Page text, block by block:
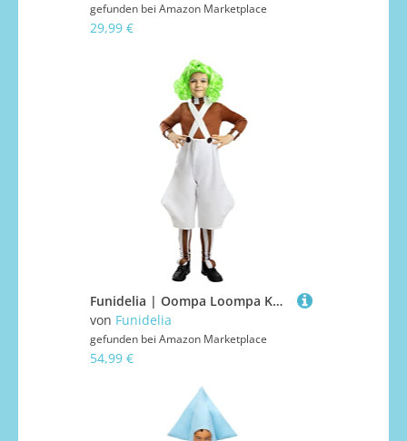
gefunden bei Amazon Marketplace
29,99 €
Funidelia | Oompa Loompa Kostüm - Charlie und die Schokoladenfabrik für Jungen Kostüme für Kinder & Verkleidung für Partys, Karneval & Halloween - Größe 5-6 Jahre - Weiß
von Funidelia
gefunden bei Amazon Marketplace
54,99 €